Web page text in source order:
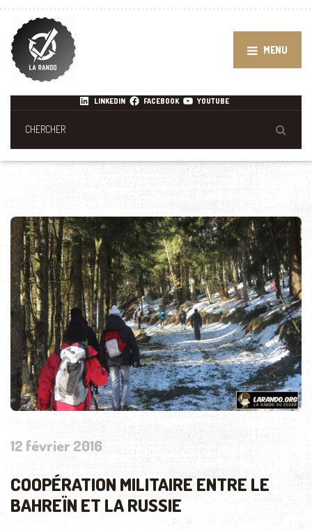
MENU
LINKEDIN FACEBOOK YOUTUBE
12 février 2016
COOPÉRATION MILITAIRE ENTRE LE
BAHREÏN ET LA RUSSIE